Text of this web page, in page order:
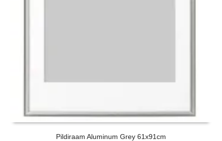
Pildiraam Aluminum Grey 61x91cm